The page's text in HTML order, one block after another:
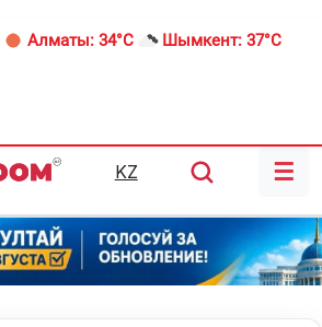
Алматы: 34°C Шымкент: 37°C
KZ ☰